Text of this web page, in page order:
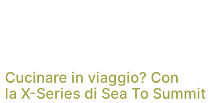
Cucinare in viaggio? Con
la X-Series di Sea To Summit